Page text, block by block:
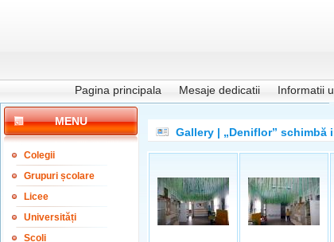
Pagina principala Mesaje dedicatii Informatii
MENU
Colegii
Grupuri școlare
Licee
Universități
Școli
Gallery | „Deniflor” schimbă